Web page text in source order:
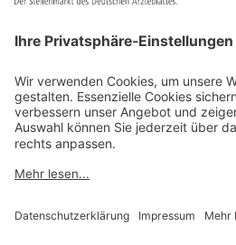
Kontakt
Newsletter